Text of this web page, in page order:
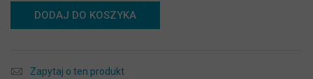
DODAJ DO KOSZYKA
Zapytaj o ten produkt